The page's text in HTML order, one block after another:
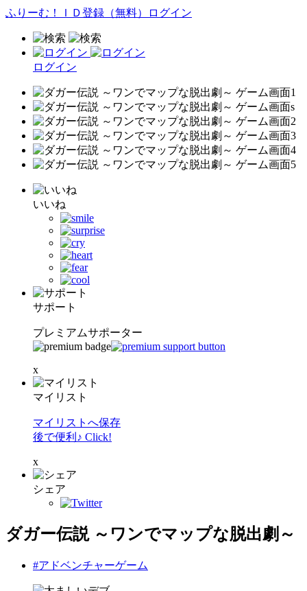
ふりーむ！ＩＤ登録（無料） ログイン
ログイン
いいね
サポート
プレミアムサポーター
x
マイリスト
マイリストへ保存
後で便利♪ Click!
x
シェア
ダガー伝説 ～ワンでマップな脱出劇～
#アドベンチャーゲーム